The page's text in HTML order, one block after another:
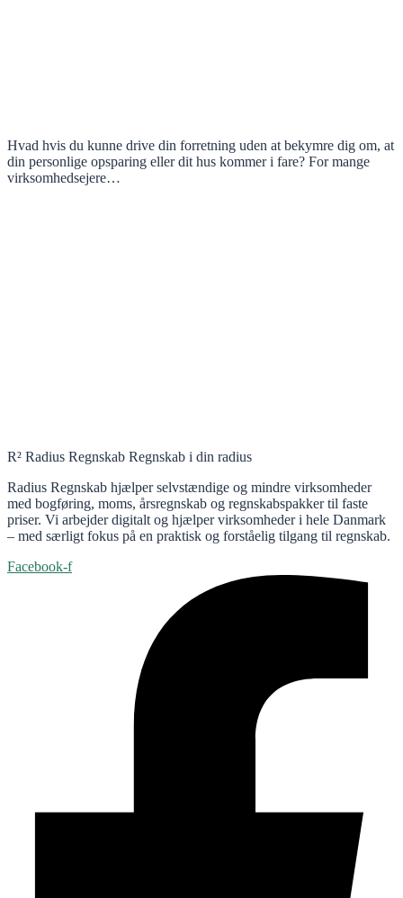
Hvad hvis du kunne drive din forretning uden at bekymre dig om, at
din personlige opsparing eller dit hus kommer i fare? For mange
virksomhedsejere…
R² Radius Regnskab Regnskab i din radius
Radius Regnskab hjælper selvstændige og mindre virksomheder
med bogføring, moms, årsregnskab og regnskabspakker til faste
priser. Vi arbejder digitalt og hjælper virksomheder i hele Danmark
– med særligt fokus på en praktisk og forståelig tilgang til regnskab.
Facebook-f